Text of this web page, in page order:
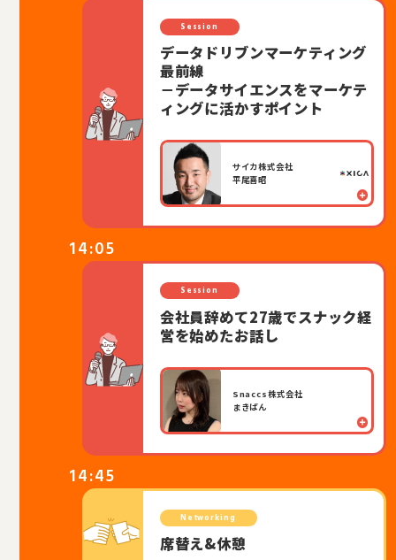
Session
データドリブンマーケティング
最前線
－データサイエンスをマーケテ
ィングに活かすポイント
サイカ株式会社
平尾喜昭
14:05
Session
会社員辞めて27歳でスナック経
営を始めたお話し
Snaccs株式会社
まきぱん
14:45
Networking
席替え&休憩